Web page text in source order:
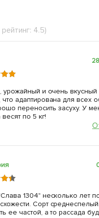
4.5)
урожайный и очень вкусный
адаптирована для всех
переносить засуху. У
по 5 кг!
1304" несколько лет
Сорт
ее частой, а то рассада